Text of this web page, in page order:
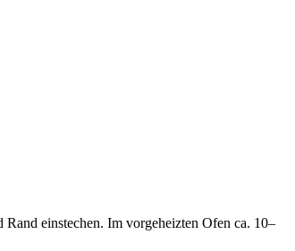
einstechen. Im vorgeheizten Ofen ca. 10–